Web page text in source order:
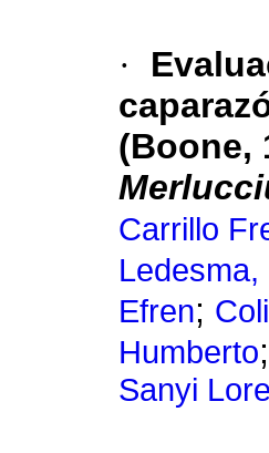
·
(Boone,
Carrillo
Efren;
Humberto;
Sanyi